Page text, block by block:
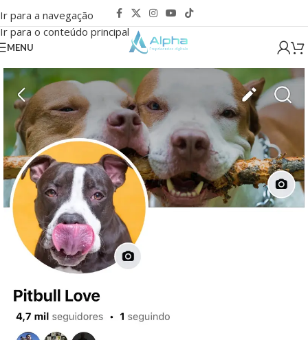
Ir para a navegação
Ir para o conteúdo principal
MENU